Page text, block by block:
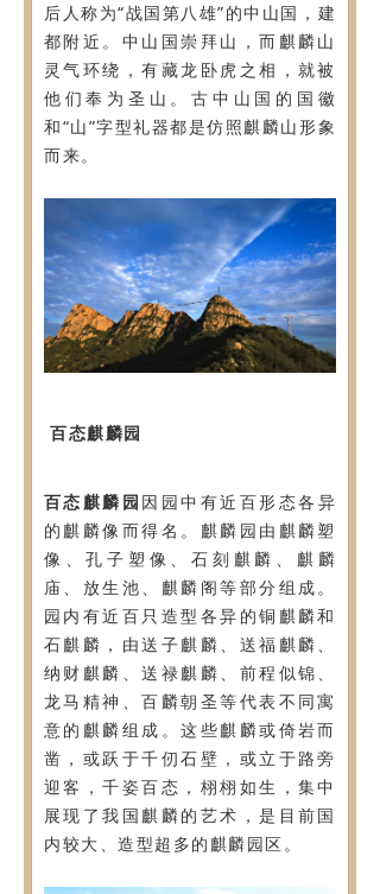
演出欣赏
游玩推荐路线
住在黄金寨
新闻中心
加入我们
联系我们
王母山
后人称为“战国第八雄”的中山国，建
都附近。中山国崇拜山，而麒麟山
灵气环绕，有藏龙卧虎之相，就被
他们奉为圣山。古中山国的国徽
和“山”字型礼器都是仿照麒麟山形象
而来。
百态麒麟园
百态麒麟园 因园中有近百形态各异
的麒麟像而得名。麒麟园由麒麟塑
像、孔子塑像、石刻麒麟、麒麟
庙、放生池、麒麟阁等部分组成。
园内有近百只造型各异的铜麒麟和
石麒麟，由送子麒麟、送福麒麟、
纳财麒麟、送禄麒麟、前程似锦、
龙马精神、百麟朝圣等代表不同寓
意的麒麟组成。这些麒麟或倚岩而
凿，或跃于千仞石壁，或立于路旁
迎客，千姿百态，栩栩如生，集中
展现了我国麒麟的艺术，是目前国
内较大、造型超多的麒麟园区。